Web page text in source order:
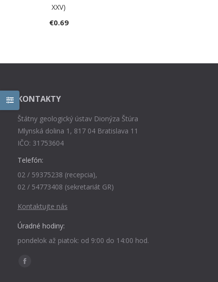
XXV)
€0.69
KONTAKTY
Štátny geologický ústav Dionýza Štúra
Mlynská dolina 1, 817 04 Bratislava 11
IČO: 31753604
Telefón:
02 / 59375238 (recepcia),
02 / 54773408 (sekretariát GR)
Kontaktujte nás
Úradné hodiny:
pondelok až piatok: od 9:00 do 14:00 hod.
Find us on:
Facebook